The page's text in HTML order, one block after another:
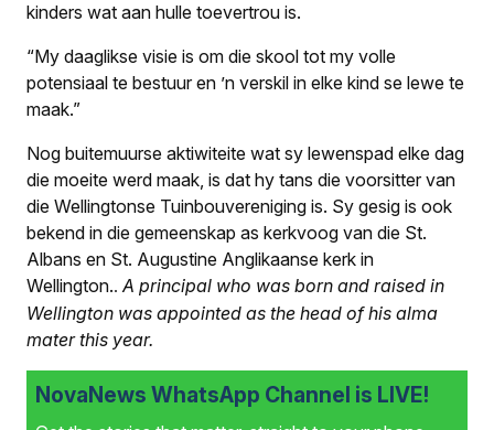
kinders wat aan hulle toevertrou is.
“My daaglikse visie is om die skool tot my volle
potensiaal te bestuur en ’n verskil in elke kind se lewe te
maak.”
Nog buitemuurse aktiwiteite wat sy lewenspad elke dag
die moeite werd maak, is dat hy tans die voorsitter van
die Wellingtonse Tuinbouvereniging is. Sy gesig is ook
bekend in die gemeenskap as kerkvoog van die St.
Albans en St. Augustine Anglikaanse kerk in
Wellington.. A principal who was born and raised in
Wellington was appointed as the head of his alma
mater this year.
NovaNews WhatsApp Channel is LIVE!